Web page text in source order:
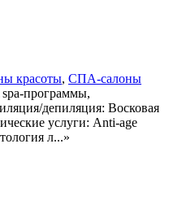
красоты, СПА-салоны
программы,
депиляция: Восковая
услуги: Anti-age
л...»